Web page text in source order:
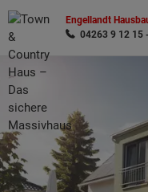
Engellandt
04263 9 12 15
Wonach